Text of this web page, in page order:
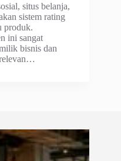
situs belanja,
sistem rating
produk.
ini sangat
bisnis dan